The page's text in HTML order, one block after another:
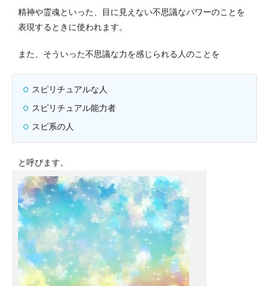
精神や霊魂といった、目に見えない不思議なパワーのことを
表現するときに使われます。
また、そういった不思議な力を感じられる人のことを
スピリチュアルな人
スピリチュアル能力者
スピ系の人
と呼びます。